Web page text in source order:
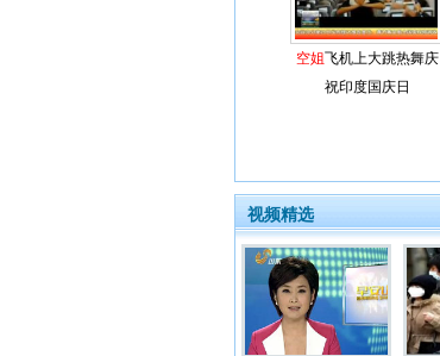
空姐飞机上大跳热舞庆
祝印度国庆日
视频精选